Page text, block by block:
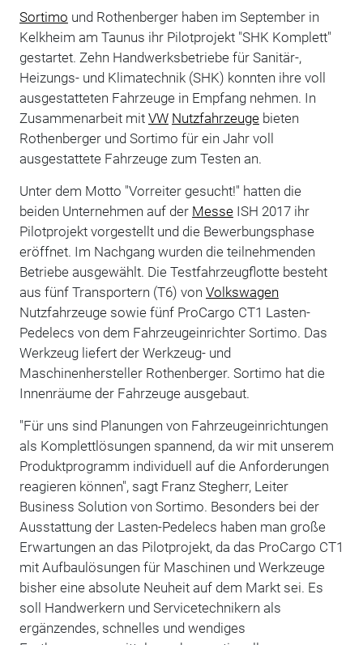
Sortimo und Rothenberger haben im September in
Kelkheim am Taunus ihr Pilotprojekt "SHK Komplett"
gestartet. Zehn Handwerksbetriebe für Sanitär-,
Heizungs- und Klimatechnik (SHK) konnten ihre voll
ausgestatteten Fahrzeuge in Empfang nehmen. In
Zusammenarbeit mit VW Nutzfahrzeugebieten
Rothenberger und Sortimo für ein Jahr voll
ausgestattete Fahrzeuge zum Testen an.
Unter dem Motto "Vorreiter gesucht!" hatten die
beiden Unternehmen auf der MesseISH 2017 ihr
Pilotprojekt vorgestellt und die Bewerbungsphase
eröffnet. Im Nachgang wurden die teilnehmenden
Betriebe ausgewählt. Die Testfahrzeugflotte besteht
aus fünf Transportern (T6) von Volkswagen
Nutzfahrzeuge sowie fünf ProCargo CT1 Lasten-
Pedelecs von dem Fahrzeugeinrichter Sortimo. Das
Werkzeug liefert der Werkzeug- und
Maschinenhersteller Rothenberger. Sortimo hat die
Innenräume der Fahrzeuge ausgebaut.
"Für uns sind Planungen von Fahrzeugeinrichtungen
als Komplettlösungen spannend, da wir mit unserem
Produktprogramm individuell auf die Anforderungen
reagieren können", sagt Franz Stegherr, Leiter
Business Solution von Sortimo. Besonders bei der
Ausstattung der Lasten-Pedelecs haben man große
Erwartungen an das Pilotprojekt, da das ProCargo CT1
mit Aufbaulösungen für Maschinen und Werkzeuge
bisher eine absolute Neuheit auf dem Markt sei. Es
soll Handwerkern und Servicetechnikern als
ergänzendes, schnelles und wendiges